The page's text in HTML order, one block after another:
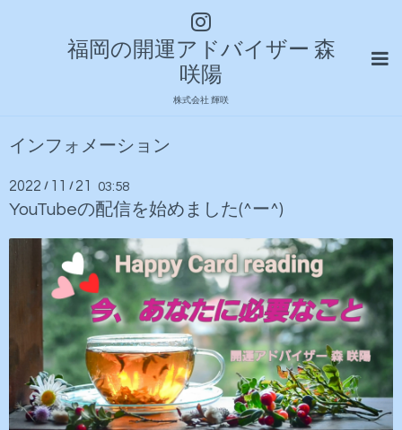
福岡の開運アドバイザー 森
咲陽
株式会社 輝咲
インフォメーション
2022 / 11 / 21 03:58
YouTubeの配信を始めました(^ー^)